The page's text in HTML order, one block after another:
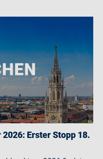
Erster Stopp 18.